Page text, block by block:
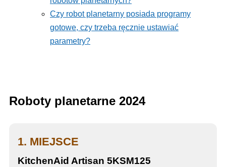
Czy robot planetarny posiada programy
gotowe, czy trzeba ręcznie ustawiać
parametry?
Roboty planetarne 2024
1. MIEJSCE
KitchenAid Artisan 5KSM125